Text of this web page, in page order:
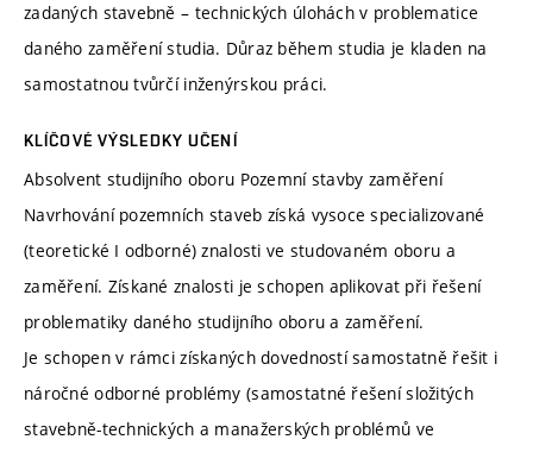
zadaných stavebně – technických úlohách v problematice
daného zaměření studia. Důraz během studia je kladen na
samostatnou tvůrčí inženýrskou práci.
KLÍČOVÉ VÝSLEDKY UČENÍ
Absolvent studijního oboru Pozemní stavby zaměření
Navrhování pozemních staveb získá vysoce specializované
(teoretické I odborné) znalosti ve studovaném oboru a
zaměření. Získané znalosti je schopen aplikovat při řešení
problematiky daného studijního oboru a zaměření.
Je schopen v rámci získaných dovedností samostatně řešit i
náročné odborné problémy (samostatné řešení složitých
stavebně-technických a manažerských problémů ve